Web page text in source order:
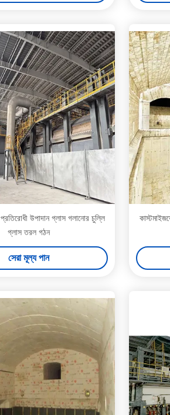
উপাদান গ্লাস গলানোর চুল্লি
গ্লাস তরল গঠন
সেরা মূল্য পান